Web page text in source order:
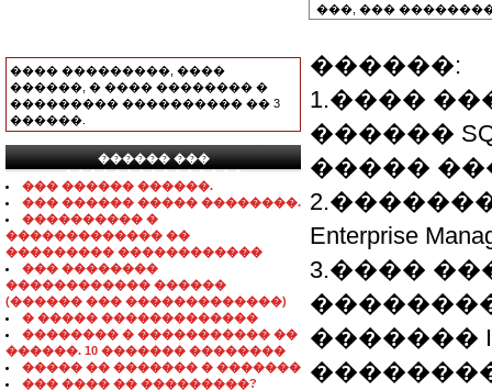
���� ���������, ����
������, � ���� �������� �
��������� ���������� �� 3
������.
������ ���
���������������
��� ������ ������.
��� ������ ����� ��������.
���������� �
������������� ��
��������� ������������
��� ��������
������������ ������
(������ ��� �������������)
� ����� �������������
�������� � ����������� ��
������. 10 ������� ��������
����� �� ������� � �������
��� ���� �� ���������?
���, ���
������:
1.����
������
�����
2.��������
Enterprise
3.����
�������